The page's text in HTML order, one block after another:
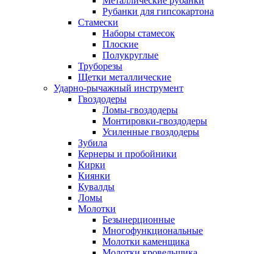
Рубанки для гипсокартона
Стамески
Наборы стамесок
Плоские
Полукруглые
Труборезы
Щетки металлические
Ударно-рычажный инструмент
Гвоздодеры
Ломы-гвоздодеры
Монтировки-гвоздодеры
Усиленные гвоздодеры
Зубила
Кернеры и пробойники
Кирки
Киянки
Кувалды
Ломы
Молотки
Безынерционные
Многофункциональные
Молотки каменщика